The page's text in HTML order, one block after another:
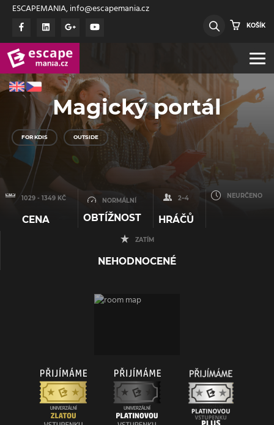
ESCAPEMANIA, info@escapemania.cz
KOŠÍK
Magický portál
FOR KDIS OUTSIDE
1029 - 1349 KČ
CENA
NORMÁLNÍ
OBTÍŽNOST
2–4
HRÁČŮ
NEURČENO
ZATÍM
NEHODNOCENÉ